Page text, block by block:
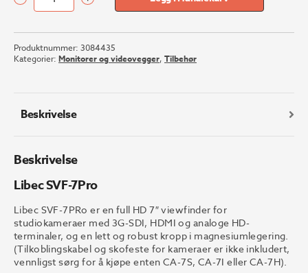
Libec
7Pro
antall
Produktnummer: 3084435
Kategorier: Monitorer og videovegger, Tilbehør
Beskrivelse
Beskrivelse
Libec SVF-7Pro
Libec SVF-7PRo er en full HD 7″ viewfinder for
studiokameraer med 3G-SDI, HDMI og analoge HD-
terminaler, og en lett og robust kropp i magnesiumlegering.
(Tilkoblingskabel og skofeste for kameraer er ikke inkludert,
vennligst sørg for å kjøpe enten CA-7S, CA-7I eller CA-7H).